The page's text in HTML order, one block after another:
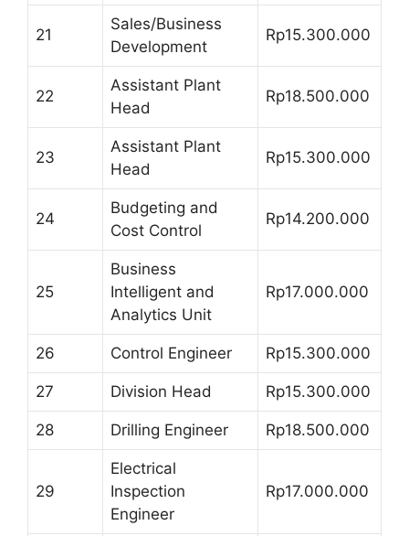
21
Sales/Business
Development
Rp15.300.000
22
Assistant Plant
Head
Rp18.500.000
23
Assistant Plant
Head
Rp15.300.000
24
Budgeting and
Cost Control
Rp14.200.000
25
Business
Intelligent and
Analytics Unit
Rp17.000.000
26 Control Engineer Rp15.300.000
27 Division Head Rp15.300.000
28 Drilling Engineer Rp18.500.000
29
Electrical
Inspection
Engineer
Rp17.000.000